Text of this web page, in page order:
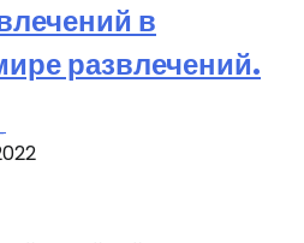
в
развлечений.